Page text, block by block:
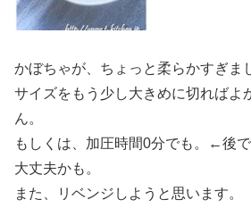
かぼちゃが、ちょっと柔らかすぎま
サイズをもう少し大きめに切ればよ
ん。
もしくは、加圧時間0分でも。←後
大丈夫かも。
また、リベンジしようと思います。